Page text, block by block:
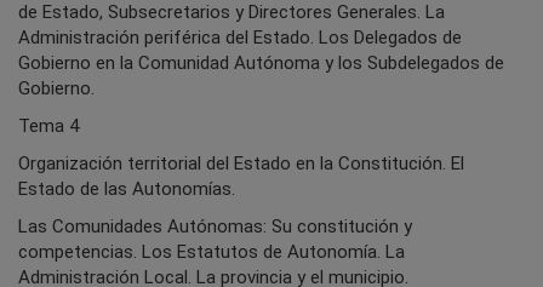
de Estado, Subsecretarios y Directores Generales. La
Administración periférica del Estado. Los Delegados de
Gobierno en la Comunidad Autónoma y los Subdelegados de
Gobierno.
Tema 4
Organización territorial del Estado en la Constitución. El
Estado de las Autonomías.
Las Comunidades Autónomas: Su constitución y
competencias. Los Estatutos de Autonomía. La
Administración Local. La provincia y el municipio.